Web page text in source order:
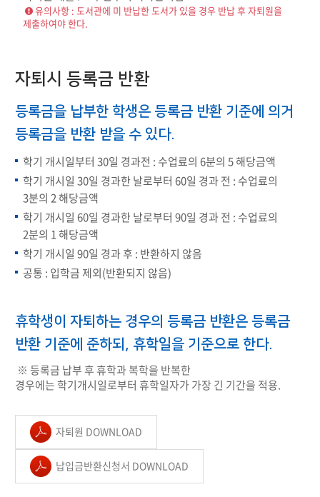
유의사항 : 도서관에 미 반납한 도서가 있을 경우 반납 후 자퇴원을
제출하여야 한다.
자퇴시 등록금 반환
등록금을 납부한 학생은 등록금 반환 기준에 의거
등록금을 반환 받을 수 있다.
학기 개시일부터 30일 경과전 : 수업료의 6분의 5 해당금액
학기 개시일 30일 경과한 날로부터 60일 경과 전 : 수업료의
3분의 2 해당금액
학기 개시일 60일 경과한 날로부터 90일 경과 전 : 수업료의
2분의 1 해당금액
학기 개시일 90일 경과 후 : 반환하지 않음
공통 : 입학금 제외(반환되지 않음)
휴학생이 자퇴하는 경우의 등록금 반환은 등록금
반환 기준에 준하되, 휴학일을 기준으로 한다.
※ 등록금 납부 후 휴학과 복학을 반복한
경우에는 학기개시일로부터 휴학일자가 가장 긴 기간을 적용.
자퇴원 DOWNLOAD
납입금반환신청서 DOWNLOAD